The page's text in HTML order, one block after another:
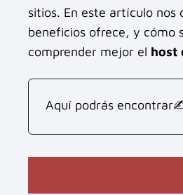
sitios. En este artículo nos
beneficios ofrece, y cómo
comprender mejor el host
Aquí podrás